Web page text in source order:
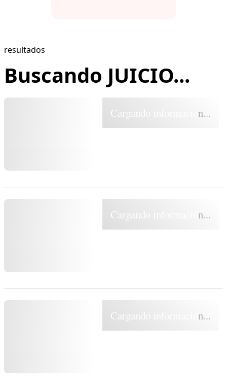
resultados
Buscando JUICIO...
Cargando información...
Cargando información...
Cargando información...